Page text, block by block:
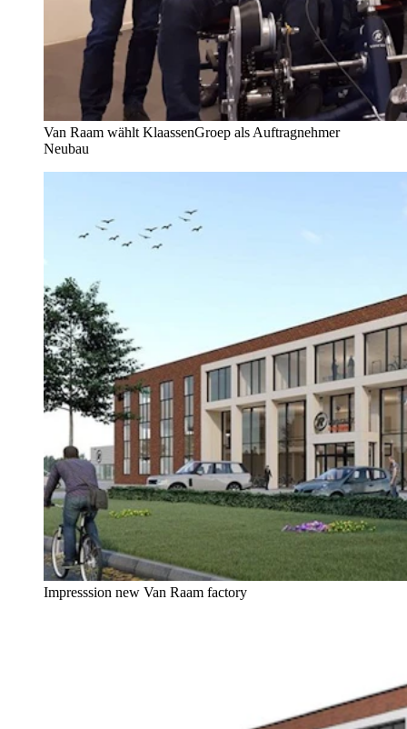
Van Raam wählt KlaassenGroep als Auftragnehmer
Neubau
Impresssion new Van Raam factory